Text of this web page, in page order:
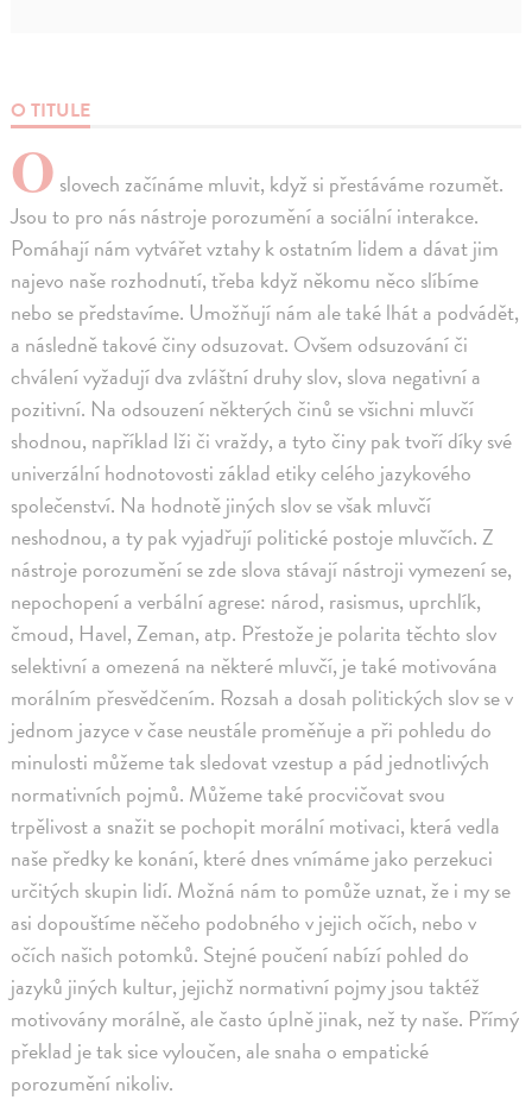
O TITULE
O slovech začínáme mluvit, když si přestáváme rozumět.
Jsou to pro nás nástroje porozumění a sociální interakce.
Pomáhají nám vytvářet vztahy k ostatním lidem a dávat jim
najevo naše rozhodnutí, třeba když někomu něco slíbíme
nebo se představíme. Umožňují nám ale také lhát a podvádět,
a následně takové činy odsuzovat. Ovšem odsuzování či
chválení vyžadují dva zvláštní druhy slov, slova negativní a
pozitivní. Na odsouzení některých činů se všichni mluvčí
shodnou, například lži či vraždy, a tyto činy pak tvoří díky své
univerzální hodnotovosti základ etiky celého jazykového
společenství. Na hodnotě jiných slov se však mluvčí
neshodnou, a ty pak vyjadřují politické postoje mluvčích. Z
nástroje porozumění se zde slova stávají nástroji vymezení se,
nepochopení a verbální agrese: národ, rasismus, uprchlík,
čmoud, Havel, Zeman, atp. Přestože je polarita těchto slov
selektivní a omezená na některé mluvčí, je také motivována
morálním přesvědčením. Rozsah a dosah politických slov se v
jednom jazyce v čase neustále proměňuje a při pohledu do
minulosti můžeme tak sledovat vzestup a pád jednotlivých
normativních pojmů. Můžeme také procvičovat svou
trpělivost a snažit se pochopit morální motivaci, která vedla
naše předky ke konání, které dnes vnímáme jako perzekuci
určitých skupin lidí. Možná nám to pomůže uznat, že i my se
asi dopouštíme něčeho podobného v jejich očích, nebo v
očích našich potomků. Stejné poučení nabízí pohled do
jazyků jiných kultur, jejichž normativní pojmy jsou taktéž
motivovány morálně, ale často úplně jinak, než ty naše. Přímý
překlad je tak sice vyloučen, ale snaha o empatické
porozumění nikoliv.